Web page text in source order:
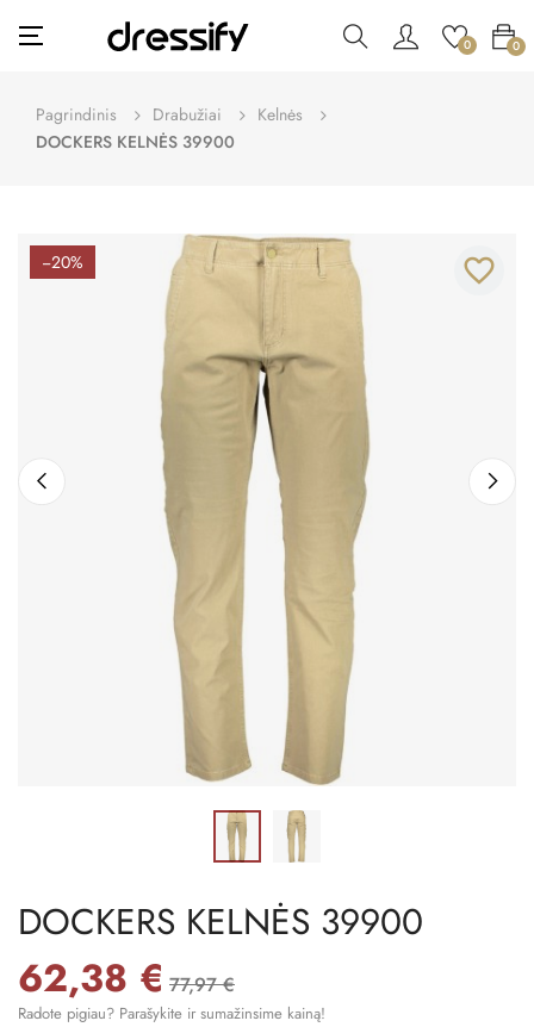
Toggle
navigation
☰ 0 0
Pagrindinis Drabužiai
Kelnės
DOCKERS KELNĖS 39900
−20% favorite_border
DOCKERS KELNĖS 39900
62,38 € 77,97 €
Radote pigiau? Parašykite ir sumažinsime kainą!